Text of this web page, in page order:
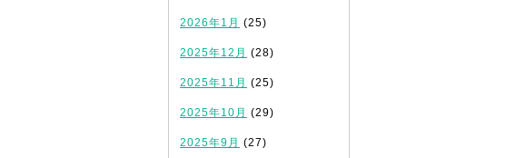
2026年1月 (25)
2025年12月 (28)
2025年11月 (25)
2025年10月 (29)
2025年9月 (27)